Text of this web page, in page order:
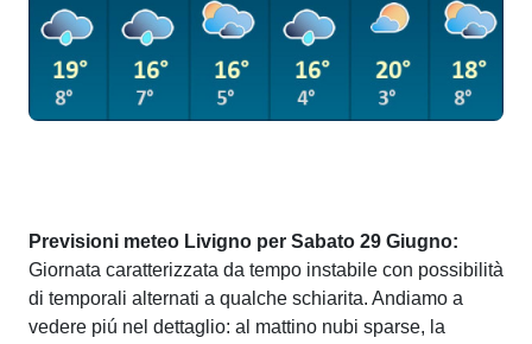
Previsioni meteo Livigno per Sabato 29 Giugno:
Giornata caratterizzata da tempo instabile con possibilità
di temporali alternati a qualche schiarita. Andiamo a
vedere piú nel dettaglio: al mattino nubi sparse, la